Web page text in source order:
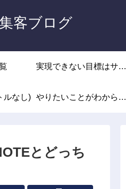
客ブログ
実現できない目標はサブ
ゴールがなかったから
ルなし) やりたいことがわからな
じゃありません
とどっち